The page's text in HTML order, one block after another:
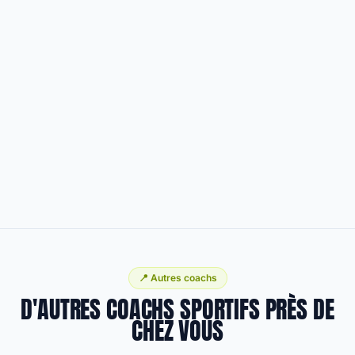
📍 Autres coachs
D'AUTRES COACHS SPORTIFS PRÈS DE
CHEZ VOUS